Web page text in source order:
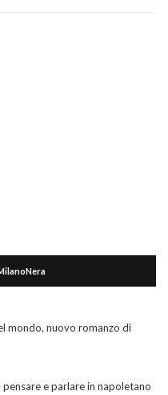
mondo, nuovo romanzo di
e parlare in napoletano